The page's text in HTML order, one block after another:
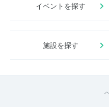
イベントを探す
施設を探す